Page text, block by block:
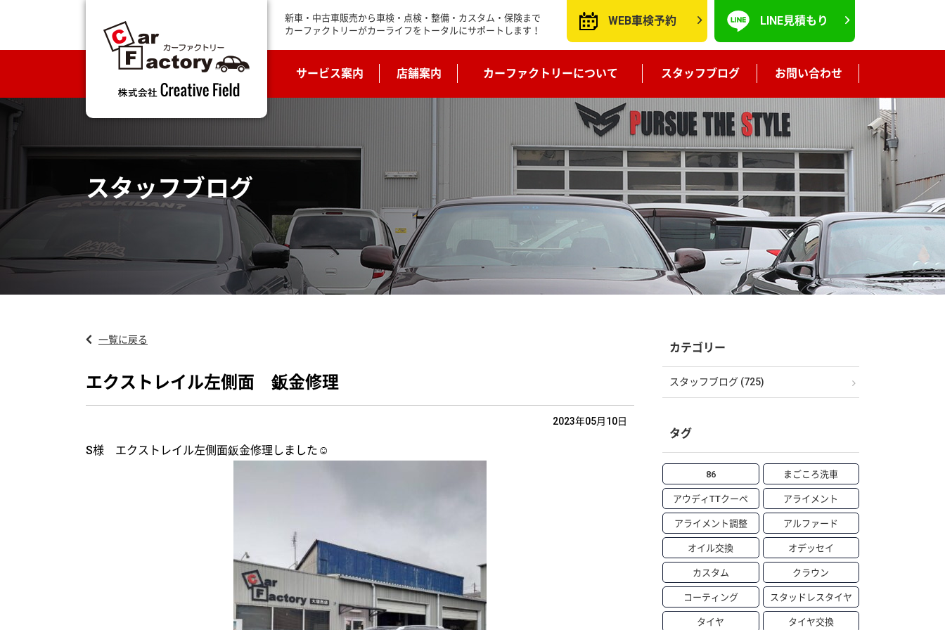
新車・中古車販売から車検・点検・整備・カスタム・保険まで
カーファクトリーがカーライフをトータルにサポートします！
WEB車検予約 LINE見積もり
サービス案内 店舗案内 カーファクトリーについて スタッフブログ お問い合わせ
スタッフブログ
一覧に戻る
エクストレイル左側面 鈑金修理
2023年05月10日
S様 エクストレイル左側面鈑金修理しました☺️
カテゴリー
スタッフブログ (725)
タグ
86 まごころ洗車
アウディTTクーペ アライメント
アライメント調整 アルファード
オイル交換 オデッセイ
カスタム クラウン
コーティング スタッドレスタイヤ
タイヤ タイヤ交換